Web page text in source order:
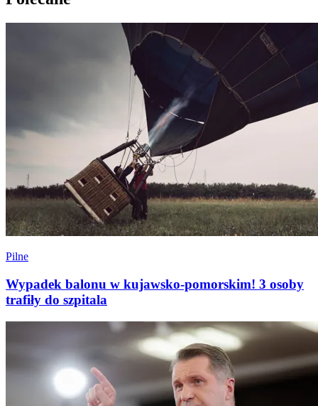
Pilne
Wypadek balonu w kujawsko-pomorskim! 3 osoby
trafiły do szpitala